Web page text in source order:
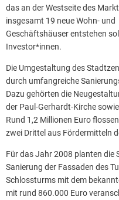
das an der Westseite des
insgesamt 19 neue Wohn- und
Geschäftshäuser entstehen
Investor*innen.
Die Umgestaltung des
durch umfangreiche
Dazu gehörten die
der Paul-Gerhardt-Kirche
Rund 1,2 Millionen Euro
zwei Drittel aus Fördermitteln
Für das Jahr 2008 planten die
Sanierung der Fassaden des
Schlossturms mit dem
mit rund 860.000 Euro